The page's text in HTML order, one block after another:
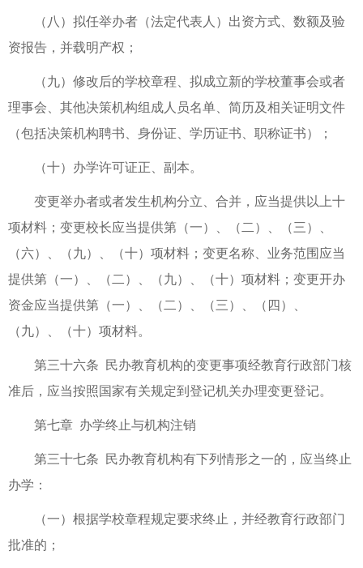
（八）拟任举办者（法定代表人）出资方式、数额及验
资报告，并载明产权；
（九）修改后的学校章程、拟成立新的学校董事会或者
理事会、其他决策机构组成人员名单、简历及相关证明文件
（包括决策机构聘书、身份证、学历证书、职称证书）；
（十）办学许可证正、副本。
变更举办者或者发生机构分立、合并，应当提供以上十
项材料；变更校长应当提供第（一）、（二）、（三）、
（六）、（九）、（十）项材料；变更名称、业务范围应当
提供第（一）、（二）、（九）、（十）项材料；变更开办
资金应当提供第（一）、（二）、（三）、（四）、
（九）、（十）项材料。
第三十六条 民办教育机构的变更事项经教育行政部门核
准后，应当按照国家有关规定到登记机关办理变更登记。
第七章 办学终止与机构注销
第三十七条 民办教育机构有下列情形之一的，应当终止
办学：
（一）根据学校章程规定要求终止，并经教育行政部门
批准的；